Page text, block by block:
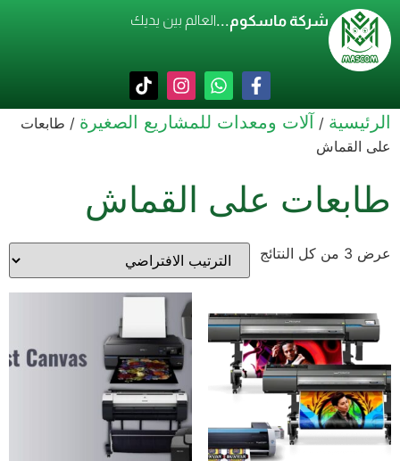
شركة ماسكوم...العالم بين يديك
الرئيسية / آلات ومعدات للمشاريع الصغيرة / طابعات
على القماش
طابعات على القماش
عرض ⁦3⁩ من كل النتائج